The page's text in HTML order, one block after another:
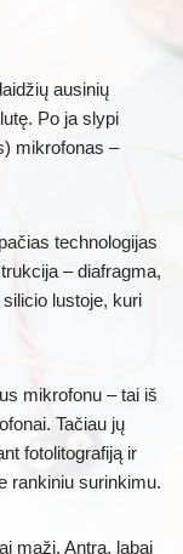
ausinių
Po ja slypi
mikrofonas –
technologijas
– diafragma,
lustoje, kuri
mikrofonu – tai iš
Tačiau jų
fotolitografiją ir
rankiniu surinkimu.
maži. Antra, labai